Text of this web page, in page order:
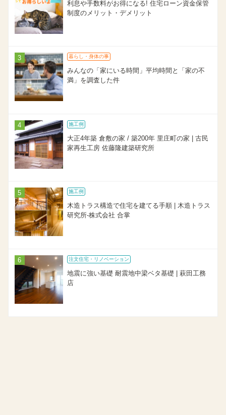
利息や手数料がお得になる! 住宅ローン資金保管
制度のメリット・デメリット
暮らし・身体の事
みんなの「家にいる時間」平均時間と「家の不
満」を調査した件
施工例
大正4年築 倉敷の家 / 築200年 里庄町の家 | 古民
家再生工房 佐藤隆建築研究所
施工例
木造トラス構造で住宅を建てる手順 | 木造トラス
研究所-株式会社 合掌
注文住宅・リノベーション
地震に強い基礎 耐震地中梁ベタ基礎 | 萩田工務
店